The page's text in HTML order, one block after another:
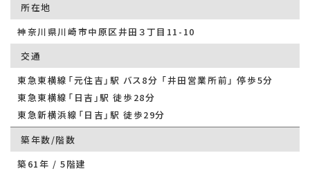
所在地
神奈川県川崎市中原区井田３丁目11-10
交通
東急東横線「元住吉」駅 バス8分 「井田営業所前」 停歩5分
東急東横線「日吉」駅 徒歩28分
東急新横浜線「日吉」駅 徒歩29分
築年数/階数
築61年 / 5階建